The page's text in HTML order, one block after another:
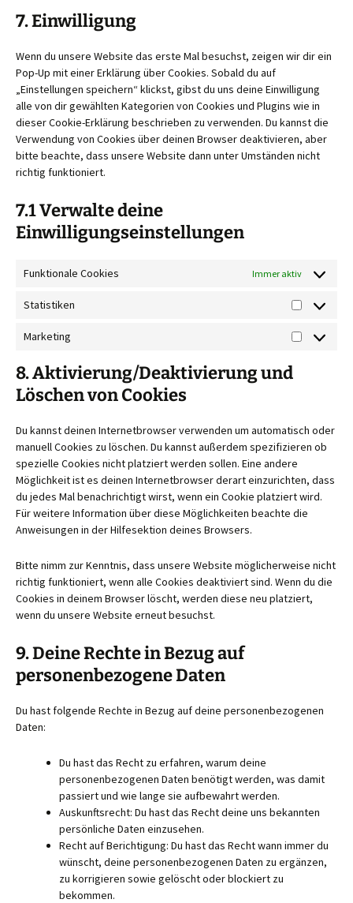
7. Einwilligung
Wenn du unsere Website das erste Mal besuchst, zeigen wir dir ein
Pop-Up mit einer Erklärung über Cookies. Sobald du auf
„Einstellungen speichern“ klickst, gibst du uns deine Einwilligung
alle von dir gewählten Kategorien von Cookies und Plugins wie in
dieser Cookie-Erklärung beschrieben zu verwenden. Du kannst die
Verwendung von Cookies über deinen Browser deaktivieren, aber
bitte beachte, dass unsere Website dann unter Umständen nicht
richtig funktioniert.
7.1 Verwalte deine
Einwilligungseinstellungen
Funktionale Cookies Immer aktiv
Statistiken
Statistiken
Marketing
Marketing
8. Aktivierung/Deaktivierung und
Löschen von Cookies
Du kannst deinen Internetbrowser verwenden um automatisch oder
manuell Cookies zu löschen. Du kannst außerdem spezifizieren ob
spezielle Cookies nicht platziert werden sollen. Eine andere
Möglichkeit ist es deinen Internetbrowser derart einzurichten, dass
du jedes Mal benachrichtigt wirst, wenn ein Cookie platziert wird.
Für weitere Information über diese Möglichkeiten beachte die
Anweisungen in der Hilfesektion deines Browsers.
Bitte nimm zur Kenntnis, dass unsere Website möglicherweise nicht
richtig funktioniert, wenn alle Cookies deaktiviert sind. Wenn du die
Cookies in deinem Browser löscht, werden diese neu platziert,
wenn du unsere Website erneut besuchst.
9. Deine Rechte in Bezug auf
personenbezogene Daten
Du hast folgende Rechte in Bezug auf deine personenbezogenen
Daten:
Du hast das Recht zu erfahren, warum deine
personenbezogenen Daten benötigt werden, was damit
passiert und wie lange sie aufbewahrt werden.
Auskunftsrecht: Du hast das Recht deine uns bekannten
persönliche Daten einzusehen.
Recht auf Berichtigung: Du hast das Recht wann immer du
wünscht, deine personenbezogenen Daten zu ergänzen,
zu korrigieren sowie gelöscht oder blockiert zu
bekommen.